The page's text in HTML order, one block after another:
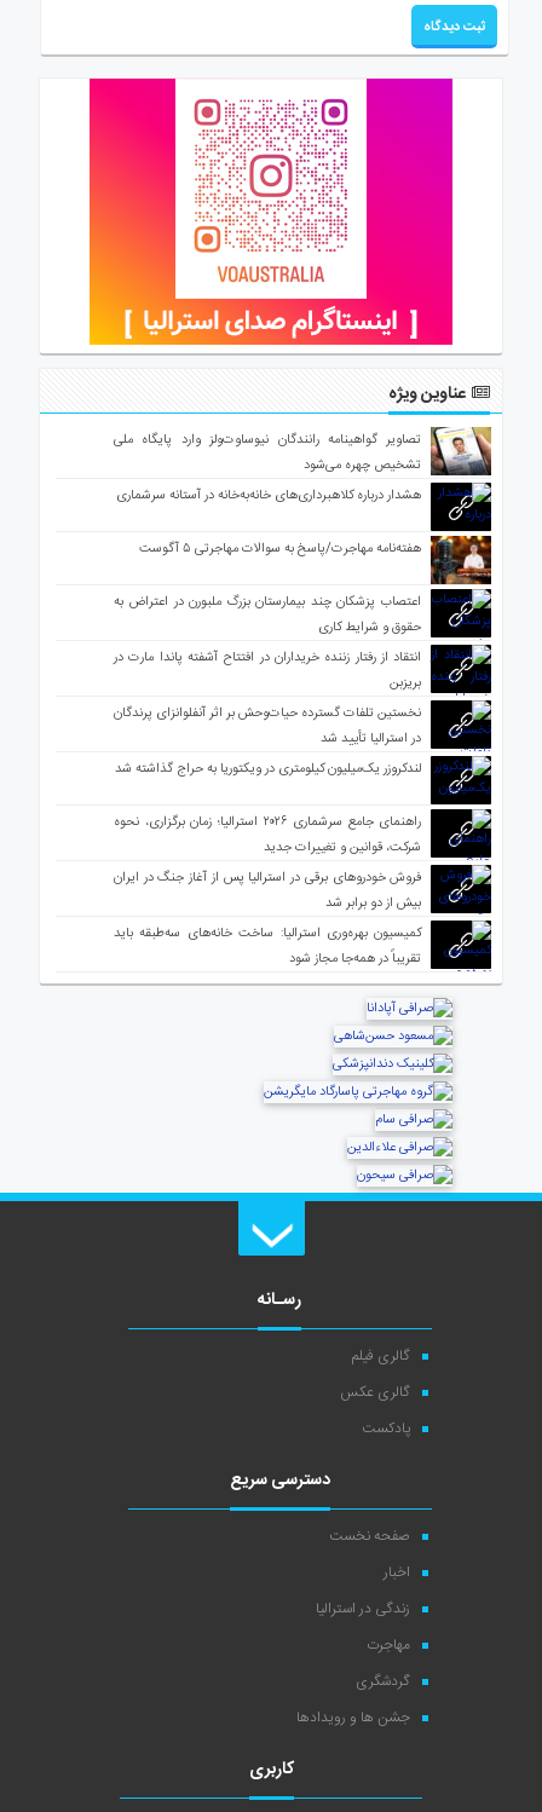
عناوین ویژه
تصاویر گواهینامه رانندگان نیوساوت‌ولز وارد پایگاه ملی
تشخیص چهره می‌شود
هشدار درباره کلاهبرداری‌های خانه‌به‌خانه در آستانه سرشماری
هفته‌نامه مهاجرت/پاسخ به سوالات مهاجرتی ۵ آگوست
اعتصاب پزشکان چند بیمارستان بزرگ ملبورن در اعتراض به
حقوق و شرایط کاری
انتقاد از رفتار زننده خریداران در افتتاح آشفته پاندا مارت در
بریزبن
نخستین تلفات گسترده حیات‌وحش بر اثر آنفلوانزای پرندگان
در استرالیا تأیید شد
لندکروزر یک‌میلیون کیلومتری در ویکتوریا به حراج گذاشته شد
راهنمای جامع سرشماری ۲۰۲۶ استرالیا؛ زمان برگزاری، نحوه
شرکت، قوانین و تغییرات جدید
فروش خودروهای برقی در استرالیا پس از آغاز جنگ در ایران
بیش از دو برابر شد
کمیسیون بهره‌وری استرالیا: ساخت خانه‌های سه‌طبقه باید
تقریباً در همه‌جا مجاز شود
رسـانه
گالری فیلم
گالری عکس
پادکست
دسترسی سریع
صفحه نخست
اخبار
زندگی در استرالیا
مهاجرت
گردشگری
جشن ها و رویدادها
کاربری